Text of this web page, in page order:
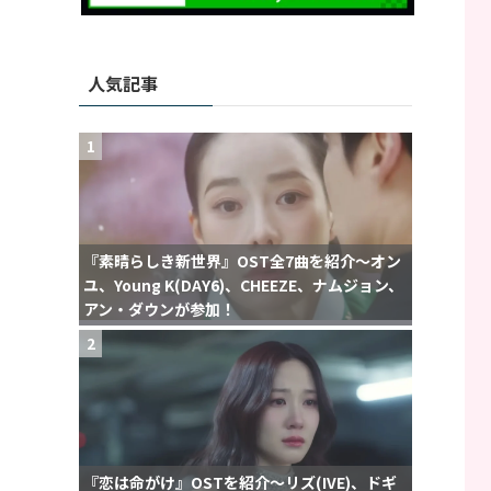
人気記事
1
『素晴らしき新世界』OST全7曲を紹介〜オン
ユ、Young K(DAY6)、CHEEZE、ナムジョン、
アン・ダウンが参加！
2
『恋は命がけ』OSTを紹介〜リズ(IVE)、ドギ